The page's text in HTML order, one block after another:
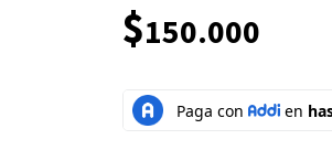
$150.000